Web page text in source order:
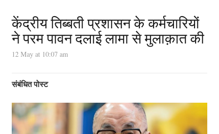
केंद्रीय तिब्बती प्रशासन के कर्मचारियों
ने परम पावन दलाई लामा से मुलाक़ात की
12 May at 10:07 am
संबंधित पोस्ट